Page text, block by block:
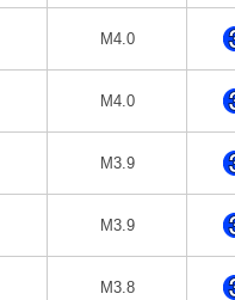
M4.0
M4.0
M3.9
M3.9
M3.8